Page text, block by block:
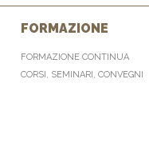
FORMAZIONE
FORMAZIONE CONTINUA
CORSI, SEMINARI, CONVEGNI